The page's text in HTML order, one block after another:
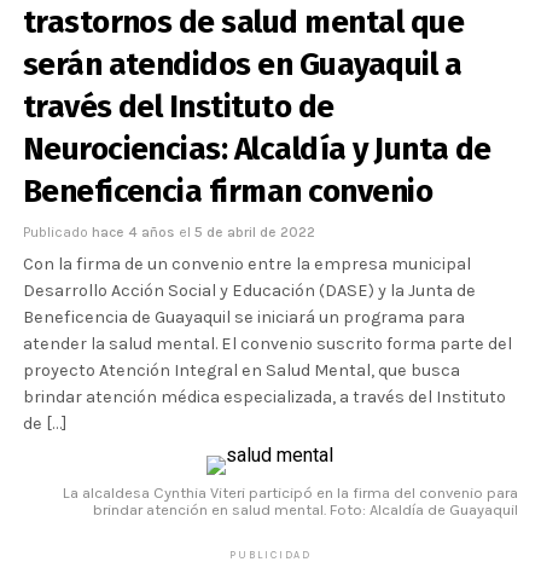
trastornos de salud mental que
serán atendidos en Guayaquil a
través del Instituto de
Neurociencias: Alcaldía y Junta de
Beneficencia firman convenio
Publicado hace 4 años el 5 de abril de 2022
Con la firma de un convenio entre la empresa municipal
Desarrollo Acción Social y Educación (DASE) y la Junta de
Beneficencia de Guayaquil se iniciará un programa para
atender la salud mental. El convenio suscrito forma parte del
proyecto Atención Integral en Salud Mental, que busca
brindar atención médica especializada, a través del Instituto
de […]
La alcaldesa Cynthia Viteri participó en la firma del convenio para
brindar atención en salud mental. Foto: Alcaldía de Guayaquil
PUBLICIDAD